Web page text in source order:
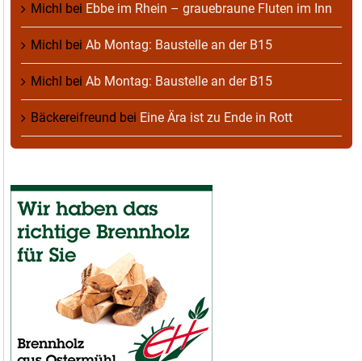
Michl bei Ebbe im Rhein – grauebraune Fluten im Inn
Michl bei Ab Montag: Baustelle an der B15
Michl bei Ab Montag: Baustelle an der B15
Bäckereifreund bei Eine Ära ist zu Ende in Rott